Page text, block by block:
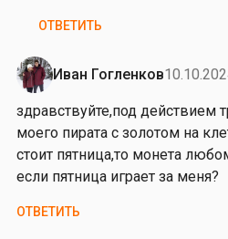
с
в
у
й
т
е
,
п
ОТВЕТИТЬ
Иван Гогленков
здравствуйте,под действием
моего пирата с золотом на
стоит пятница,то монета
если пятница играет за меня?
ОТВЕТИТЬ